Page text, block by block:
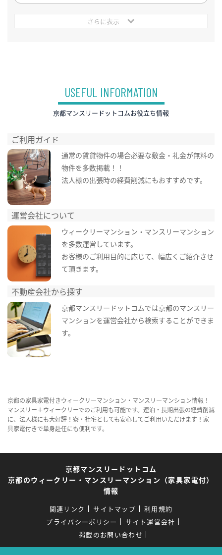
さらに表示
USEFUL INFORMATION
京都マンスリードットコムお役立ち情報
ご利用ガイド
通常の賃貸物件の場合必要な敷金・礼金が無料の
物件を多数掲載！！
法人様の出張時の経費削減にもおすすめです。
運営会社について
ウィークリーマンション・マンスリーマンション
を多数運営しています。
お客様のご利用目的に応じて、幅広くご紹介させ
て頂きます。
不動産会社から探す
京都マンスリードットコムでは京都のマンスリー
マンションを運営会社から検索することができま
す。
京都の家具家電付きウィークリーマンション・マンスリーマンション情報！
マンスリー＋ウィークリーでのご利用も可能です。連泊・長期出張の経費削減
に、法人様にも大好評！寮・社宅としても安心してご利用いただけます！家
具家電付きで単身赴任にも便利です。
京都マンスリードットコム
京都のウィークリー・マンスリーマンション（家具家電付）
情報
関連リンク サイトマップ
利用規約
プライバシーポリシー
サイト運営会社
掲載のお問い合わせ